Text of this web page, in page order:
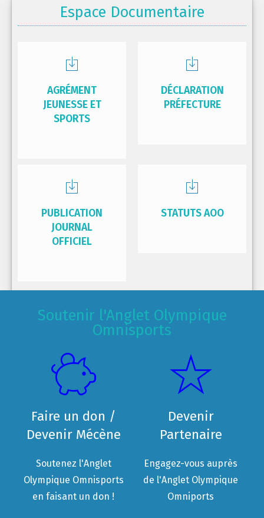
Espace Documentaire
AGRÉMENT
JEUNESSE ET
SPORTS
DÉCLARATION
PRÉFECTURE
PUBLICATION
JOURNAL
OFFICIEL
STATUTS AOO
Soutenir l'Anglet Olympique
Omnisports
Faire un don /
Devenir Mécène
Soutenez l'Anglet
Olympique Omnisports
en faisant un don !
Devenir
Partenaire
Engagez-vous auprès
de l'Anglet Olympique
Omniports